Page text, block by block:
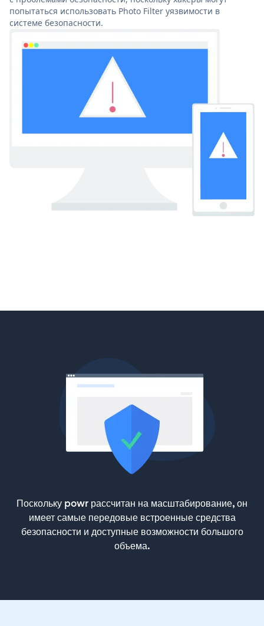
попытаться использовать Photo Filter уязвимости в
системе безопасности.
Поскольку powr рассчитан на масштабирование, он
имеет самые передовые встроенные средства
безопасности и доступные возможности большого
объема.